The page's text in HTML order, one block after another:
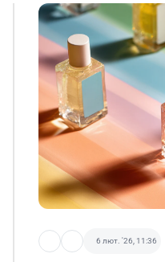
6 лют. '26, 11:36